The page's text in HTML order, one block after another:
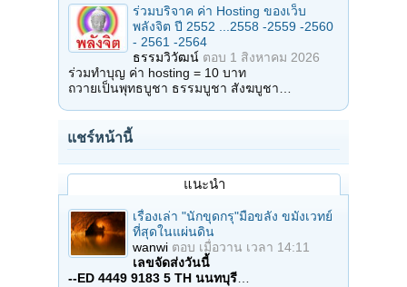
ร่วมบริจาค ค่า Hosting ของเว็บ
พลังจิต ปี 2552 ...2558 -2559 -2560
- 2561 -2564
ธรรมวิวัฒน์ ตอบ 1 สิงหาคม 2026
ร่วมทำบุญ ค่า hosting = 10 บาท
ถวายเป็นพุทธบูชา ธรรมบูชา สังฆบูชา…
แชร์หน้านี้
แนะนำ
เรื่องเล่า "นักขุดกรุ"มือขลัง ขมังเวทย์
ที่สุดในแผ่นดิน
wanwi ตอบ เมื่อวาน เวลา 14:11
เลขจัดส่งวันนี้
--ED 4449 9183 5 TH นนทบุรี